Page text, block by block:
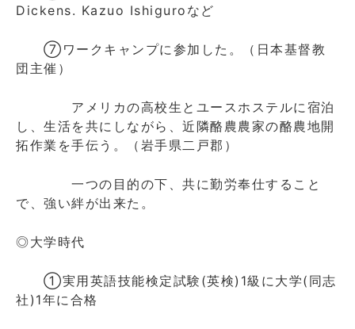
Dickens. Kazuo Ishiguroなど
⑦ワークキャンプに参加した。（日本基督教
団主催）
アメリカの高校生とユースホステルに宿泊
し、生活を共にしながら、近隣酪農農家の酪農地開
拓作業を手伝う。（岩手県二戸郡）
一つの目的の下、共に勤労奉仕すること
で、強い絆が出来た。
◎大学時代
①実用英語技能検定試験(英検)1級に大学(同志
社)1年に合格